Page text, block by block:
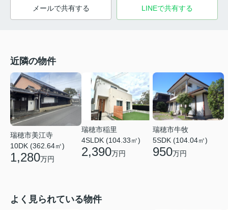
メールで共有する LINEで共有する
近隣の物件
瑞穂市美江寺
10DK (362.64㎡)
1,280万円
瑞穂市稲里
4SLDK (104.33㎡)
2,390万円
瑞穂市牛牧
5SDK (104.04㎡)
950万円
よく見られている物件